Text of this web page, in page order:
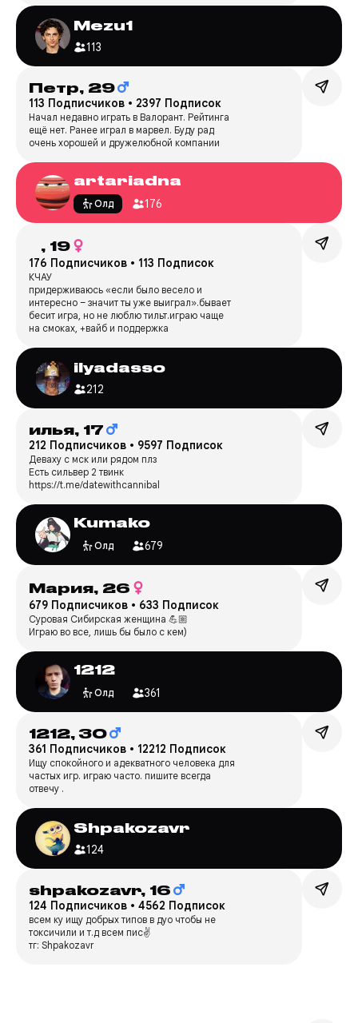
Mezu1
113
Петр, 29
113 Подписчиков • 2397 Подписок
Начал недавно играть в Валорант. Рейтинга
ещё нет. Ранее играл в марвел. Буду рад
очень хорошей и дружелюбной компании
artariadna
Олд 176
ᅠ, 19
176 Подписчиков • 113 Подписок
КЧАУ
придерживаюсь «если было весело и
интересно – значит ты уже выиграл».бывает
бесит игра, но не люблю тильт.играю чаще
на смоках, +вайб и поддержка
ilyadasso
212
илья, 17
212 Подписчиков • 9597 Подписок
Деваху с мск или рядом плз
Есть сильвер 2 твинк
https://t.me/datewithcannibal
Kumako
Олд 679
Мария, 26
679 Подписчиков • 633 Подписок
Суровая Сибирская женщина 💪🏼
Играю во все, лишь бы было с кем)
1212
Олд 361
1212, 30
361 Подписчиков • 12212 Подписок
Ищу спокойного и адекватного человека для
частых игр. играю часто. пишите всегда
отвечу .
Shpakozavr
124
shpakozavr, 16
124 Подписчиков • 4562 Подписок
всем ку ищу добрых типов в дуо чтобы не
токсичили и т.д всем пис✌️
тг: Shpakozavr